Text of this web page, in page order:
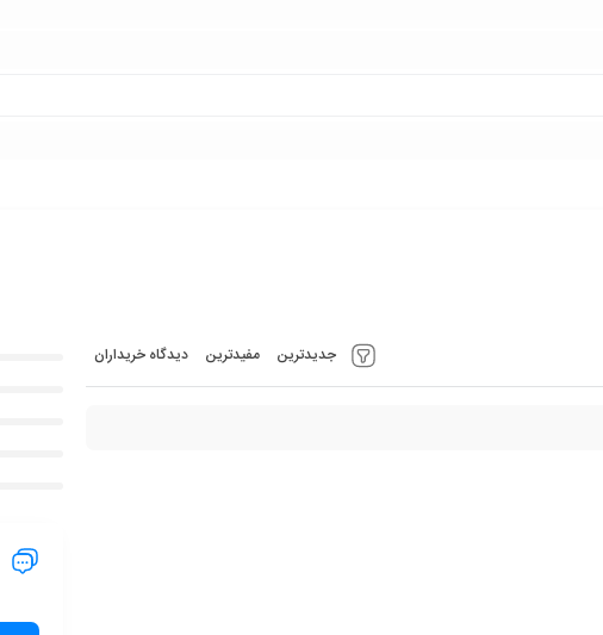
جدیدترین مفیدترین دیدگاه خریداران